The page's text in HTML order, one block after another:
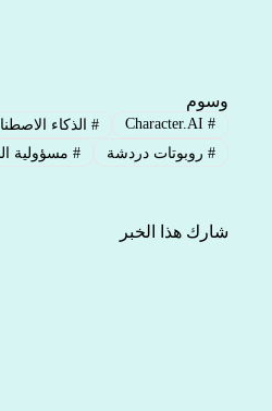
وسوم
#
Character.AI
#الذكاء
#روبوتات دردشة #مسؤولية
شارك هذا الخبر